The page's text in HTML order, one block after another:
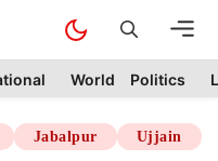
World Politics
Jabalpur Ujjain